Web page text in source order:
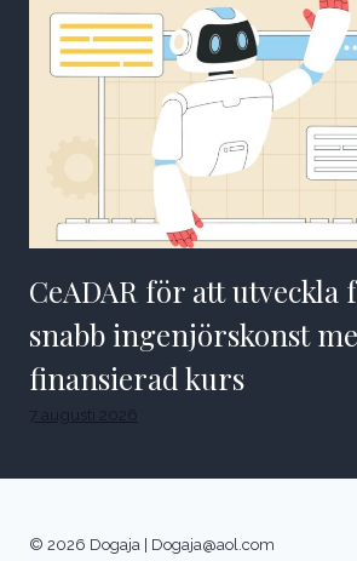
CeADAR för att
snabb ingenjörskonst
finansierad kurs
7 augusti 2026
© 2026 Dogaja | Dogaja@aol.com